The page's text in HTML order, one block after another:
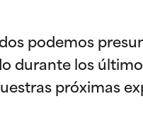
podemos
durante los
próximas